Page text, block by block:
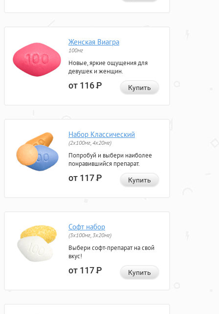
Женская Виагра
100мг
Новые, яркие ощущения для
девушек и женщин.
от 116Р Купить
Набор Классический
(2x100мг, 4x20мг)
Попробуй и выбери наиболее
понравившийся препарат.
от 117Р Купить
Софт набор
(3x100мг, 3x20мг)
Выбери софт-препарат на свой
вкус!
от 117Р Купить